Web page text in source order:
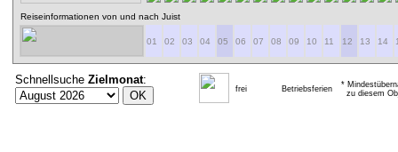
Reiseinformationen von und nach Juist
01 02 03 04 05 06 07 08 09 10 11 12 13 14
Schnellsuche Zielmonat:
frei Betriebsferien
*
zu diesem